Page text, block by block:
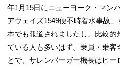
年1月15日にニューヨーク・マン
アウェイズ1549便不時着水事故
本でも報道されましたし、比較的
ている人も多いはず。乗員・乗客
とで、サレンバーガー機長はヒー